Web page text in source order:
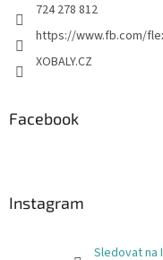
724 278 812
https://www.fb.com/
XOBALY.CZ
Facebook
Instagram
Sledovat na